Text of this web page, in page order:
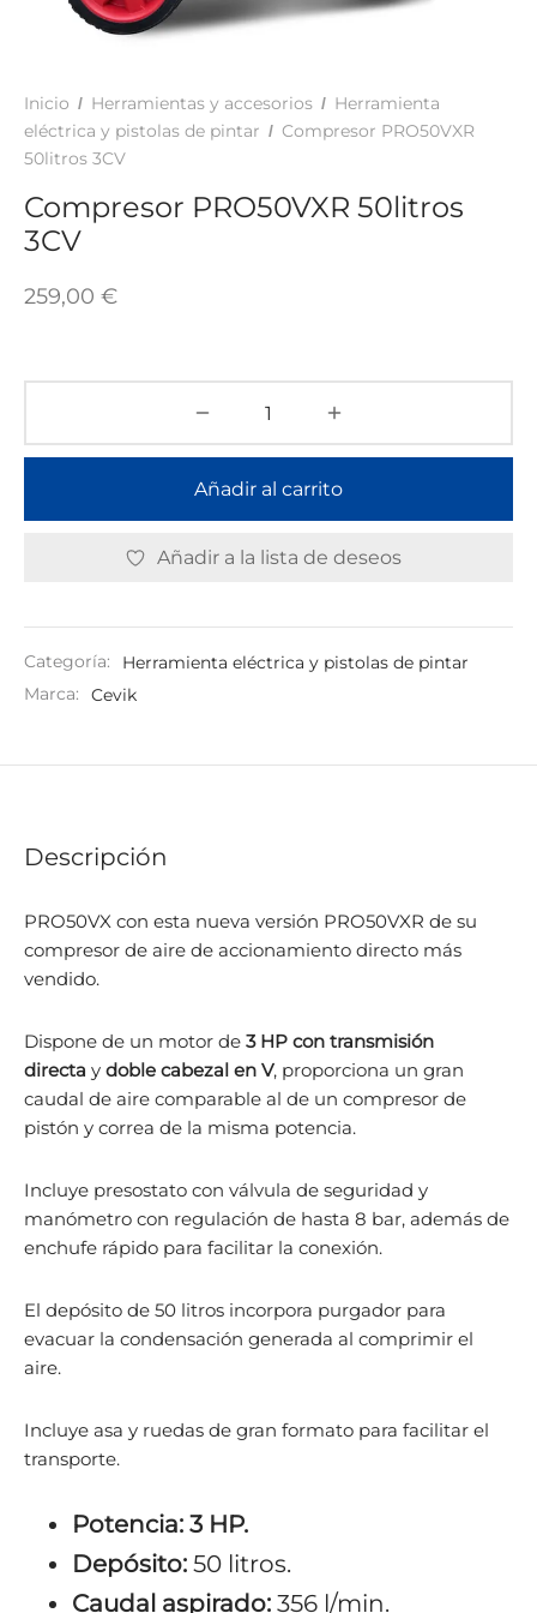
Inicio / Herramientas y accesorios / Herramienta
eléctrica y pistolas de pintar / Compresor PRO50VXR
50litros 3CV
Compresor PRO50VXR 50litros
3CV
259,00 €
Añadir al carrito
Añadir a la lista de deseos
Categoría:
Herramienta eléctrica y pistolas de pintar
Marca:
Cevik
Descripción
PRO50VX con esta nueva versión PRO50VXR de su
compresor de aire de accionamiento directo más
vendido.
Dispone de un motor de 3 HP con transmisión
directa y doble cabezal en V, proporciona un gran
caudal de aire comparable al de un compresor de
pistón y correa de la misma potencia.
Incluye presostato con válvula de seguridad y
manómetro con regulación de hasta 8 bar, además de
enchufe rápido para facilitar la conexión.
El depósito de 50 litros incorpora purgador para
evacuar la condensación generada al comprimir el
aire.
Incluye asa y ruedas de gran formato para facilitar el
transporte.
Potencia: 3 HP.
Depósito: 50 litros.
Caudal aspirado: 356 l/min.
ADHESIVOS Y COLAS
Y SUELOS
TINTES Y MANUALIDADES